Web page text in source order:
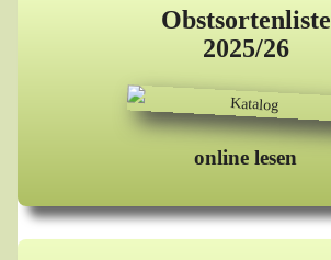
Obstsortenliste
2025/26
online lesen